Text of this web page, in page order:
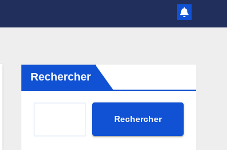
Rechercher
Rechercher